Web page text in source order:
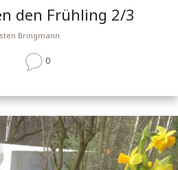
den Frühling 2/3
Bringmann
0